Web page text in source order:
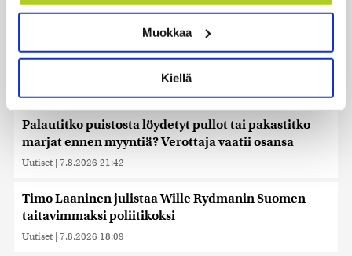
ominaispiirteitä aktiivisesti (sormenjäljen
Lue lisää siitä, miten henkilötietojasi käsitellään ja miten
suostumustasi tai peruuttaa sen milloin vain
evästeilmoituksessa.
Käytämme evästeitä tarjoamamme sisällön ja mainosten
räätälöimiseen, sosiaalisen median ominaisuuksien
tukemiseen ja kävijämäärämme analysoimiseen. Lisäksi
alan kumppaneillemme tietoja siitä, miten käytät
sivustoamme. Kumppanimme voivat yhdistää näitä
tietoja muihin tietoihin, joita olet antanut heille tai joita on
Muokkaa
Kiellä
Uutiset | 7.8.2026 22:30
Reuters: Ukraina on tuhonnut yli miljoona
Palautitko puistosta löydetyt pullot tai pakastitko
marjat ennen myyntiä? Verottaja vaatii osansa
Uutiset | 7.8.2026 21:42
Timo Laaninen julistaa Wille Rydmanin Suomen
taitavimmaksi poliitikoksi
Uutiset | 7.8.2026 18:09